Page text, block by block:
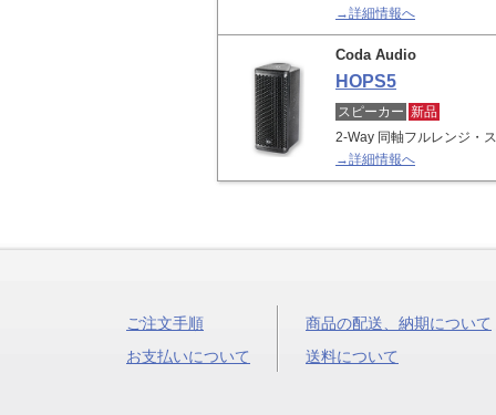
→詳細情報へ
Coda Audio
HOPS5
スピーカー 新品
2-Way 同軸フルレンジ・
→詳細情報へ
ご注文手順
お支払いについて
商品の配送、納期について
送料について